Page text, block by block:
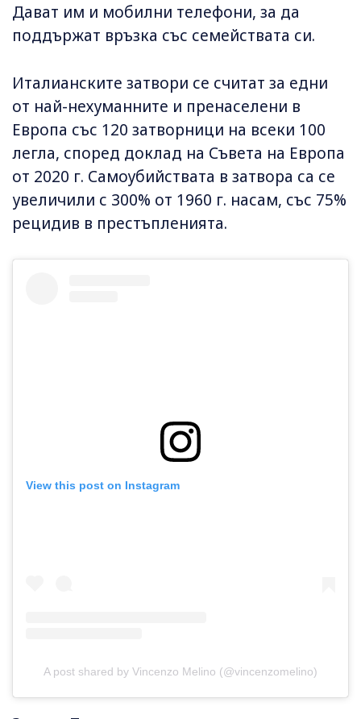
Дават им и мобилни телефони, за да
поддържат връзка със семействата си.
Италианските затвори се считат за едни
от най-нехуманните и пренаселени в
Европа със 120 затворници на всеки 100
легла, според доклад на Съвета на Европа
от 2020 г. Самоубийствата в затвора са се
увеличили с 300% от 1960 г. насам, със 75%
рецидив в престъпленията.
View this post on Instagram
A post shared by Vincenzo Melino (@vincenzomelino)